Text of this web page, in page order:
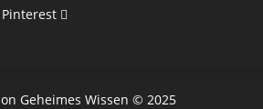
Pinterest
Geheimes Wissen © 2025